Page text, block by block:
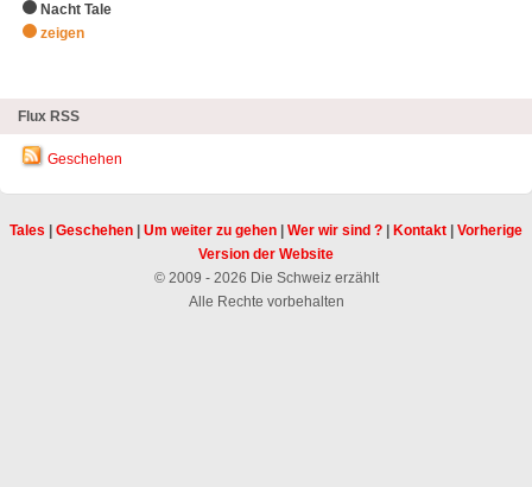
Nacht Tale
zeigen
Flux RSS
Geschehen
Tales Geschehen Um weiter zu gehen Wer wir sind ? Kontakt
Vorherige
Version der Website
© 2009 - 2026 Die Schweiz erzählt
Alle Rechte vorbehalten